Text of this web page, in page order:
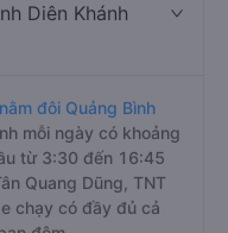
Diên Khánh
đôi Quảng Bình
mỗi ngày có khoảng
từ 3:30 đến 16:45
Quang Dũng, TNT
chạy có đầy đủ cả